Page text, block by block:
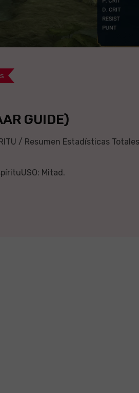
GUIDE)
/ Resumen Estadísticas
Mitad.